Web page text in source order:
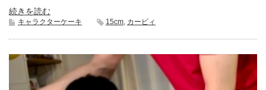
続きを読む
キャラクターケーキ 15cm カービィ